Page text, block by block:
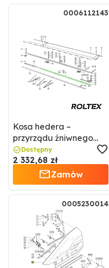
0006112143
Kosa hedera –
przyrządu żniwnego
0006112143 / 6112143
Dostępny
2 332,68 zł
Zamów
0005230014